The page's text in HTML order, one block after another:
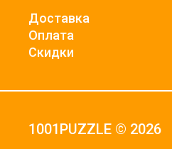
Доставка
Оплата
Скидки
1001PUZZLE © 2026